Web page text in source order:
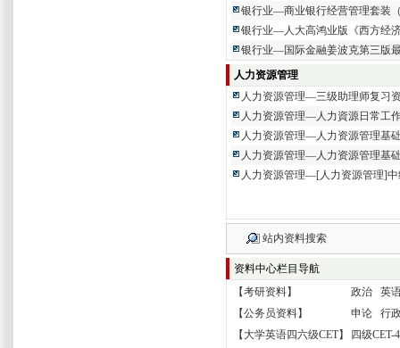
银行业—商业银行经营管理套装
银行业—人大高鸿业版《西方经
银行业—国际金融姜波克第三版
人力资源管理
人力资源管理—三级助理师复习
人力资源管理—人力資源日常工
人力资源管理—人力资源管理基
人力资源管理—人力资源管理基
人力资源管理—[人力资源管理]中
站内资料搜索
资料中心栏目导航
【考研资料】 政治
英
【公务员资料】 申论
行
【 大学英语四六级CET】
四级CET-4